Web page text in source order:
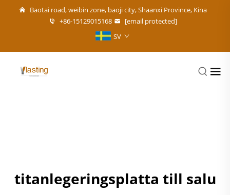
Baotai road, weibin zone, baoji city, Shaanxi Province, Kina
+86-15129015168
[email protected]
SV
titanlegeringsplatta till salu